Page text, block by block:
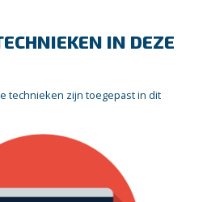
IN DEZE
technieken zijn toegepast in dit